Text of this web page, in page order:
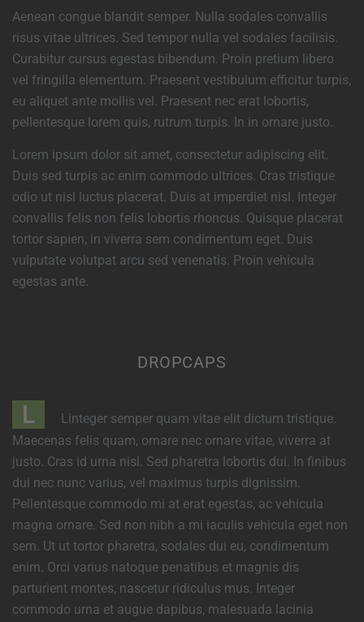
Aenean congue blandit semper. Nulla sodales convallis
risus vitae ultrices. Sed tempor nulla vel sodales facilisis.
Curabitur cursus egestas bibendum. Proin pretium libero
vel fringilla elementum. Praesent vestibulum efficitur turpis,
eu aliquet ante mollis vel. Praesent nec erat lobortis,
pellentesque lorem quis, rutrum turpis. In in ornare justo.
Lorem ipsum dolor sit amet, consectetur adipiscing elit.
Duis sed turpis ac enim commodo ultrices. Cras tristique
odio ut nisl luctus placerat. Duis at imperdiet nisl. Integer
convallis felis non felis lobortis rhoncus. Quisque placerat
tortor sapien, in viverra sem condimentum eget. Duis
vulputate volutpat arcu sed venenatis. Proin vehicula
egestas ante.
DROPCAPS
L
Linteger semper quam vitae elit dictum tristique.
Maecenas felis quam, ornare nec ornare vitae, viverra at
justo. Cras id urna nisl. Sed pharetra lobortis dui. In finibus
dui nec nunc varius, vel maximus turpis dignissim.
Pellentesque commodo mi at erat egestas, ac vehicula
magna ornare. Sed non nibh a mi iaculis vehicula eget non
sem. Ut ut tortor pharetra, sodales dui eu, condimentum
enim. Orci varius natoque penatibus et magnis dis
parturient montes, nascetur ridiculus mus. Integer
commodo urna et augue dapibus, malesuada lacinia